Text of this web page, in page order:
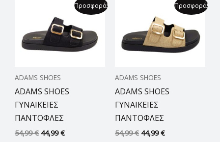
Προσφορά!
ADAMS SHOES
ADAMS SHOES
ΓΥΝΑΙΚΕΙΕΣ
ΠΑΝΤΟΦΛΕΣ
54,99€
was:
54,99 €.
44,99€
τρέχουσα
είναι:
44,99 €.
Προσφορά!
ADAMS SHOES
ADAMS SHOES
ΓΥΝΑΙΚΕΙΕΣ
ΠΑΝΤΟΦΛΕΣ
54,99€
was:
54,99 €.
44,99€
τρέχουσα
είναι:
44,99 €.